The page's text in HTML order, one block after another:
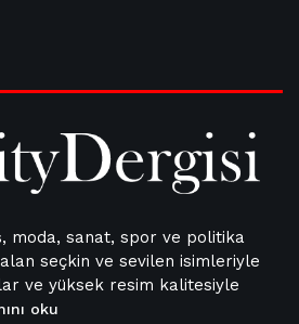
moda, sanat, spor ve politika
alan seçkin ve sevilen isimleriyle
ve yüksek resim kalitesiyle
oku